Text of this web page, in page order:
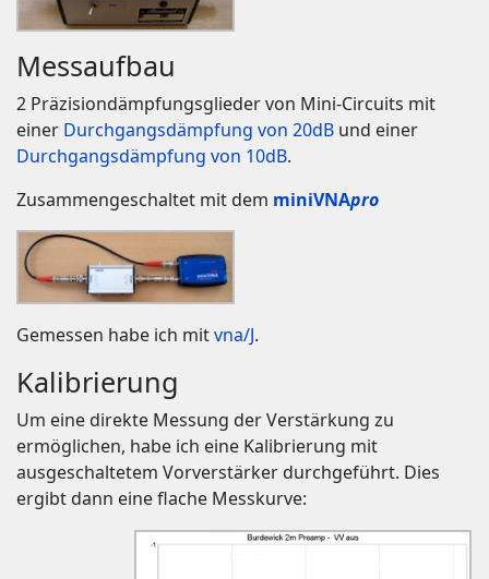
Messaufbau
2 Präzisiondämpfungsglieder von Mini-Circuits mit
einer Durchgangsdämpfung von 20dB und einer
Durchgangsdämpfung von 10dB.
Zusammengeschaltet mit dem miniVNApro
Gemessen habe ich mitvna/J.
Kalibrierung
Um eine direkte Messung der Verstärkung zu
ermöglichen, habe ich eine Kalibrierung mit
ausgeschaltetem Vorverstärker durchgeführt. Dies
ergibt dann eine flache Messkurve: